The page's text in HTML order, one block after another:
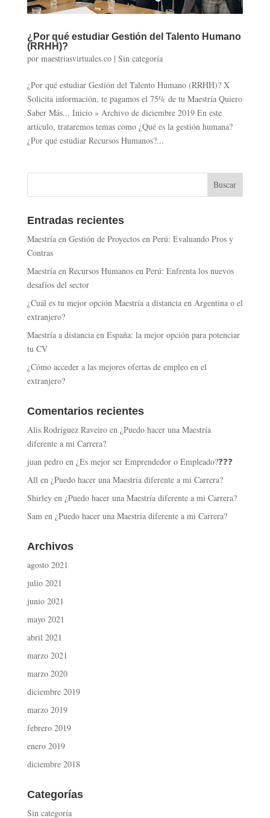
¿Por qué estudiar Gestión del Talento Humano
(RRHH)?
por maestriasvirtuales.co| Sin categoría
¿Por qué estudiar Gestión del Talento Humano (RRHH)? X
Solicita información, te pagamos el 75% de tu Maestría Quiero
Saber Más... Inicio » Archivo de diciembre 2019 En este
artículo, trataremos temas como ¿Qué es la gestión humana?
¿Por qué estudiar Recursos Humanos?...
Entradas recientes
Maestría en Gestión de Proyectos en Perú: Evaluando Pros y
Contras
Maestría en Recursos Humanos en Perú: Enfrenta los nuevos
desafíos del sector
¿Cuál es tu mejor opción Maestría a distancia en Argentina o el
extranjero?
Maestría a distancia en España: la mejor opción para potenciar
tu CV
¿Cómo acceder a las mejores ofertas de empleo en el
extranjero?
Comentarios recientes
Alis Rodríguez Raveiroen ¿Puedo hacer una Maestría
diferente a mi Carrera?
juan pedroen ¿Es mejor ser Emprendedor o Empleado?❓❓❓
All en ¿Puedo hacer una Maestría diferente a mi Carrera?
Shirleyen ¿Puedo hacer una Maestría diferente a mi Carrera?
Sam en ¿Puedo hacer una Maestría diferente a mi Carrera?
Archivos
agosto 2021
julio 2021
junio 2021
mayo 2021
abril 2021
marzo 2021
marzo 2020
diciembre 2019
marzo 2019
febrero 2019
enero 2019
diciembre 2018
Categorías
Sin categoría